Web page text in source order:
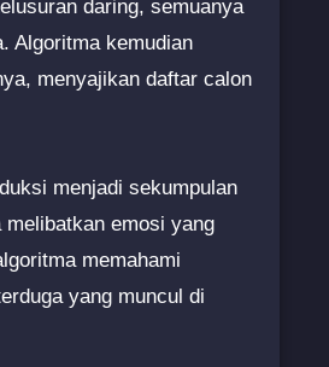
daring, semuanya
Algoritma kemudian
menyajikan daftar calon
menjadi sekumpulan
emosi yang
memahami
yang muncul di